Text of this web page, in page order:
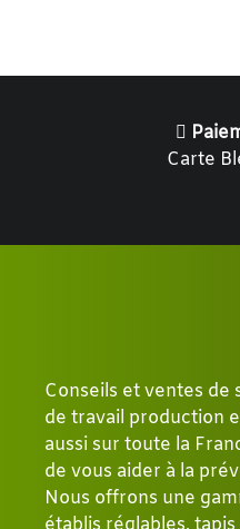
Carte
Conseils et ventes
de travail production
aussi sur toute la
de vous aider à la
Nous offrons une